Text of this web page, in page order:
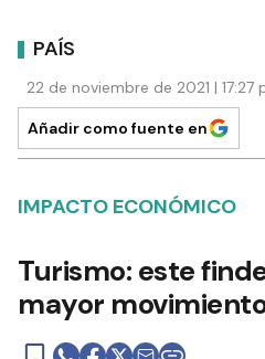
PAÍS
22 de noviembre de 2021 |
Añadir como fuente en
IMPACTO ECONÓMICO
Turismo: este
mayor